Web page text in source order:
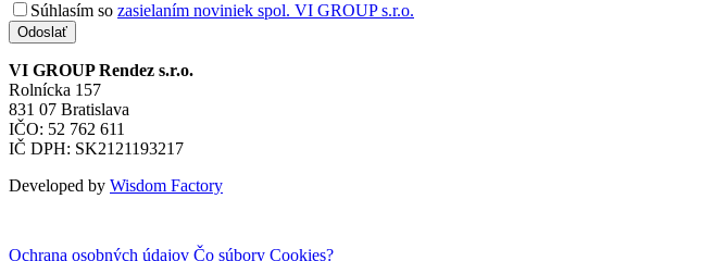
Súhlasím so zasielaním noviniek spol. VI GROUP s.r.o.
Odoslať
VI GROUP Rendez s.r.o.
Rolnícka 157
831 07 Bratislava
IČO: 52 762 611
IČ DPH: SK2121193217
Developed by Wisdom Factory
Ochrana osobných údajov Čo súbory Cookies?